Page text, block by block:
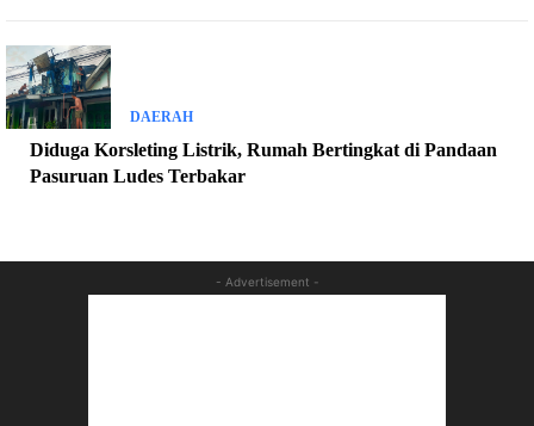
DAERAH
Diduga Korsleting Listrik, Rumah Bertingkat di Pandaan
Pasuruan Ludes Terbakar
- Advertisement -